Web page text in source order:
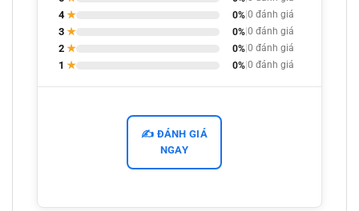
4★ 0% 0 đánh giá
3 ★ 0% 0 đánh giá
2 ★ 0% 0 đánh giá
1 ★ 0% 0 đánh giá
✍️ ĐÁNH GIÁ
NGAY